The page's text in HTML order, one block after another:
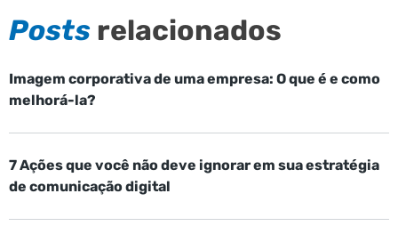
Posts relacionados
Imagem corporativa de uma empresa: O que é e como
melhorá-la?
7 Ações que você não deve ignorar em sua estratégia
de comunicação digital